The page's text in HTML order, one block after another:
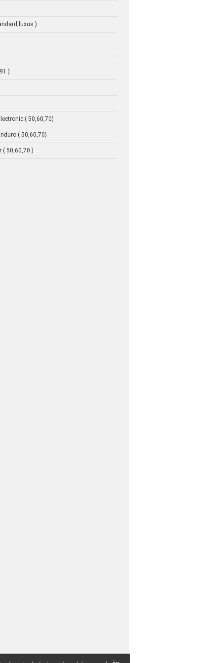
)
)
( 50,60,70)
( 50,60,70)
( 50,60,70 )